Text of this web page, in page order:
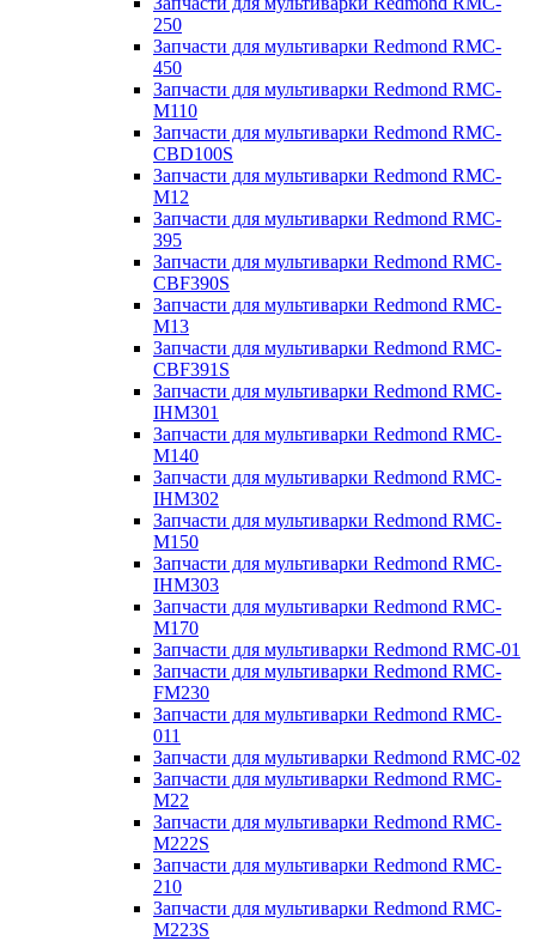
250
Запчасти для мультиварки Redmond RMC-
450
Запчасти для мультиварки Redmond RMC-
M110
Запчасти для мультиварки Redmond RMC-
CBD100S
Запчасти для мультиварки Redmond RMC-
M12
Запчасти для мультиварки Redmond RMC-
395
Запчасти для мультиварки Redmond RMC-
CBF390S
Запчасти для мультиварки Redmond RMC-
M13
Запчасти для мультиварки Redmond RMC-
CBF391S
Запчасти для мультиварки Redmond RMC-
IHM301
Запчасти для мультиварки Redmond RMC-
M140
Запчасти для мультиварки Redmond RMC-
IHM302
Запчасти для мультиварки Redmond RMC-
M150
Запчасти для мультиварки Redmond RMC-
IHM303
Запчасти для мультиварки Redmond RMC-
M170
Запчасти для мультиварки Redmond RMC-01
Запчасти для мультиварки Redmond RMC-
FM230
Запчасти для мультиварки Redmond RMC-
011
Запчасти для мультиварки Redmond RMC-02
Запчасти для мультиварки Redmond RMC-
M22
Запчасти для мультиварки Redmond RMC-
M222S
Запчасти для мультиварки Redmond RMC-
210
Запчасти для мультиварки Redmond RMC-
M223S